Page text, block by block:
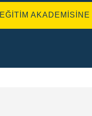
EĞITIM AKADEMISINE